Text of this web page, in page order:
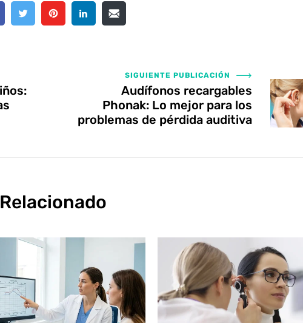
SIGUIENTE PUBLICACIÓN
Audífonos recargables
Phonak: Lo mejor para los
problemas de pérdida auditiva
Relacionado